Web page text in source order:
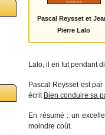
Pascal Reysset et
Pierre Lalo
Lalo, il en fut pendant
Pascal Reysset est
écrit Bien conduire sa
En résumé : un
moindre coût.